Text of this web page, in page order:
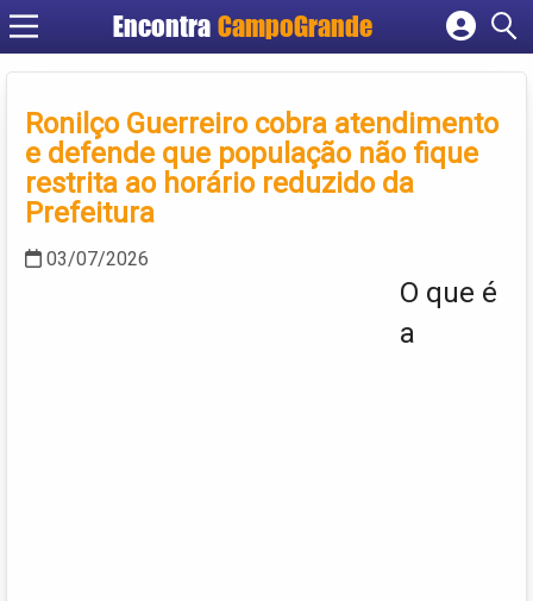
Encontra CampoGrande
Cadastrar empresa
Criar conta
Ronilço Guerreiro cobra atendimento
e defende que população não fique
restrita ao horário reduzido da
Prefeitura
03/07/2026
O que é
a